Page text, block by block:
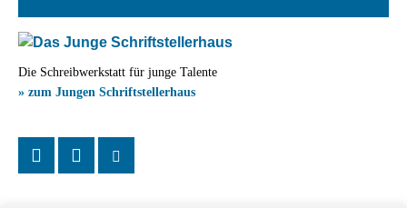
Die Schreibwerkstatt für junge Talente
» zum Jungen Schriftstellerhaus